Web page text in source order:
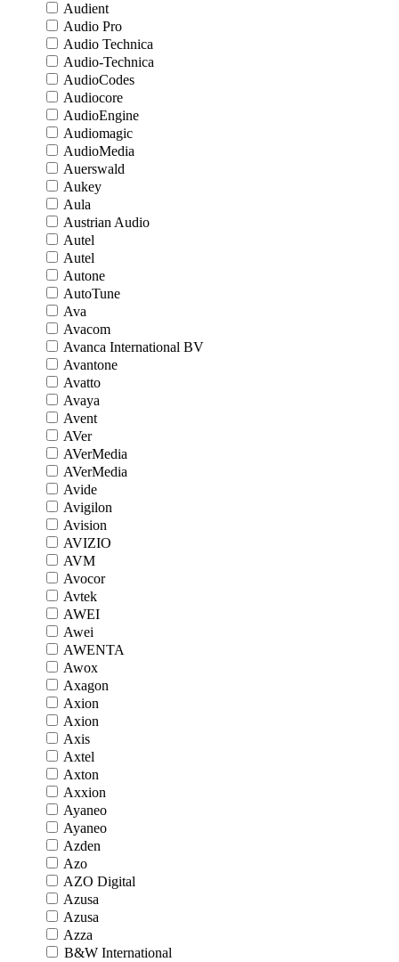
Audient
Audio Pro
Audio Technica
Audio-Technica
AudioCodes
Audiocore
AudioEngine
Audiomagic
AudioMedia
Auerswald
Aukey
Aula
Austrian Audio
Autel
Autel
Autone
AutoTune
Ava
Avacom
Avanca International BV
Avantone
Avatto
Avaya
Avent
AVer
AVerMedia
AVerMedia
Avide
Avigilon
Avision
AVIZIO
AVM
Avocor
Avtek
AWEI
Awei
AWENTA
Awox
Axagon
Axion
Axion
Axis
Axtel
Axton
Axxion
Ayaneo
Ayaneo
Azden
Azo
AZO Digital
Azusa
Azusa
Azza
B&W International